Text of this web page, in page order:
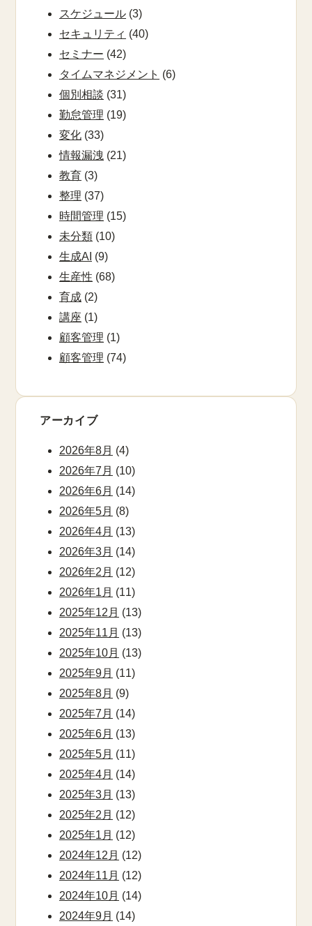
スケジュール (3)
セキュリティ (40)
セミナー (42)
タイムマネジメント (6)
個別相談 (31)
勤怠管理 (19)
変化 (33)
情報漏洩 (21)
教育 (3)
整理 (37)
時間管理 (15)
未分類 (10)
生成AI (9)
生産性 (68)
育成 (2)
講座 (1)
顧客管理 (1)
顧客管理 (74)
アーカイブ
2026年8月 (4)
2026年7月 (10)
2026年6月 (14)
2026年5月 (8)
2026年4月 (13)
2026年3月 (14)
2026年2月 (12)
2026年1月 (11)
2025年12月 (13)
2025年11月 (13)
2025年10月 (13)
2025年9月 (11)
2025年8月 (9)
2025年7月 (14)
2025年6月 (13)
2025年5月 (11)
2025年4月 (14)
2025年3月 (13)
2025年2月 (12)
2025年1月 (12)
2024年12月 (12)
2024年11月 (12)
2024年10月 (14)
2024年9月 (14)